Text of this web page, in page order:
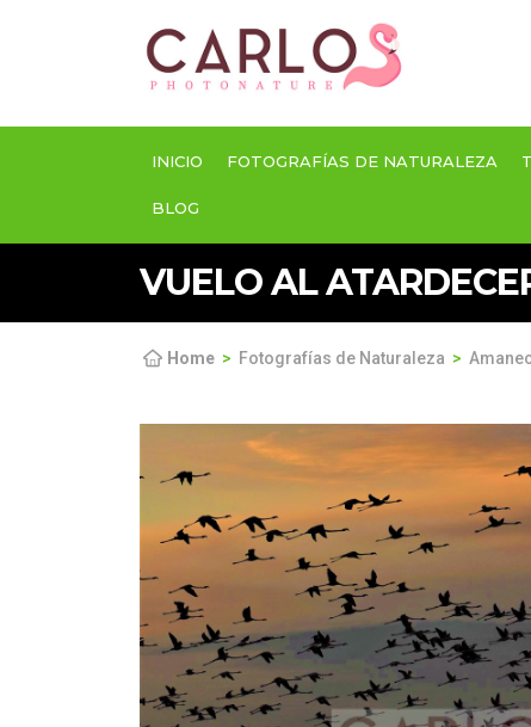
INICIO FOTOGRAFÍAS DE NATURALEZA
BLOG
VUELO AL
Home Fotografías de Naturaleza